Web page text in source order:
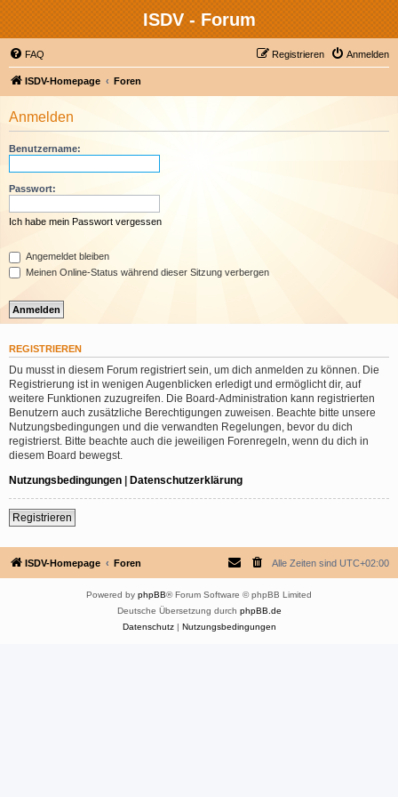
ISDV - Forum
FAQ Anmelden
Registrieren
ISDV-Homepage Foren
Anmelden
Benutzername:
Passwort:
Ich habe mein Passwort vergessen
Angemeldet bleiben
Meinen Online-Status während dieser Sitzung verbergen
REGISTRIEREN
Du musst in diesem Forum registriert sein, um dich anmelden zu können. Die
Registrierung ist in wenigen Augenblicken erledigt und ermöglicht dir, auf
weitere Funktionen zuzugreifen. Die Board-Administration kann registrierten
Benutzern auch zusätzliche Berechtigungen zuweisen. Beachte bitte unsere
Nutzungsbedingungen und die verwandten Regelungen, bevor du dich
registrierst. Bitte beachte auch die jeweiligen Forenregeln, wenn du dich in
diesem Board bewegst.
Nutzungsbedingungen | Datenschutzerklärung
Registrieren
ISDV-Homepage Foren Alle Zeiten sind UTC+02:00
Powered by phpBB® Forum Software © phpBB Limited
Deutsche Übersetzung durch phpBB.de
Datenschutz| Nutzungsbedingungen